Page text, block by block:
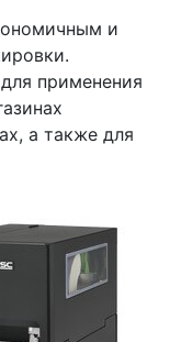
и
применения
а также для